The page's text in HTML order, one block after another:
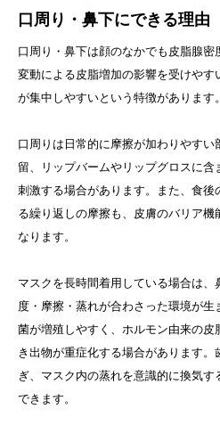
口周り・鼻下にできる理由
口周り・鼻下は顔のなかでも皮脂腺
変動による皮脂増加の影響を受けやす
が集中しやすいという特徴があります。
口周りは日常的に摩擦が加わりやす
留、リップバームやリップグロスに
刺激する場合があります。また、食後
る繰り返しの摩擦も、皮膚のバリア機
なります。
マスクを長時間着用している場合は
度・摩擦・蒸れが合わさった環境が
菌が増殖しやすく、ホルモン由来の皮
き出物が重症化する場合があります
ぎ、マスク内の蒸れを意識的に換気
できます。